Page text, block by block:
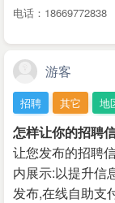
电话：18669772838
游客
招聘 其它 地
怎样让你的招聘
让您发布的招聘
内展示:以提升信
发布,在线自助支